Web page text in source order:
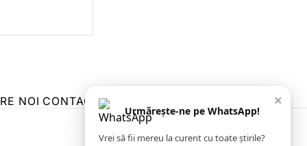
NOI CONTACT ZIARUL ANUNȚUL CĂLĂRĂȘEAN
×
Urmărește-ne pe WhatsApp!
Vrei să fii mereu la curent cu toate știrile?